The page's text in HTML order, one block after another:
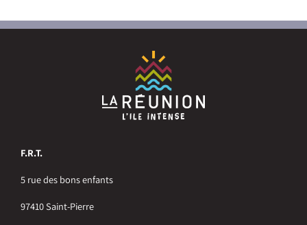
F.R.T.
5 rue des bons enfants
97410 Saint-Pierre